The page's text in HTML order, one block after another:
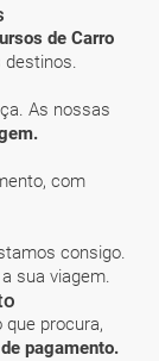
de Carro
destinos.
As nossas
com
consigo.
sua viagem.
que procura,
pagamento.